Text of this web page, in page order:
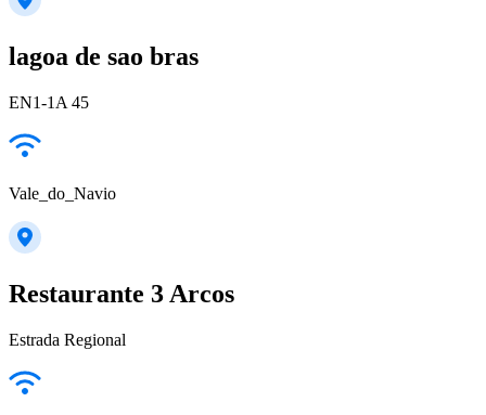
lagoa de sao bras
EN1-1A 45
Vale_do_Navio
Restaurante 3 Arcos
Estrada Regional